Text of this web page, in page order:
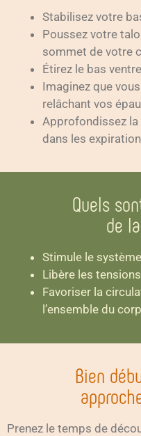
Stabilisez votre
Poussez votre
sommet de votre
Étirez le bas
Imaginez que
relâchant vos
Approfondissez
dans les
Quels
de
Stimule le
Libère les
Favoriser la
l’ensemble du
Bien
Prenez le temps de